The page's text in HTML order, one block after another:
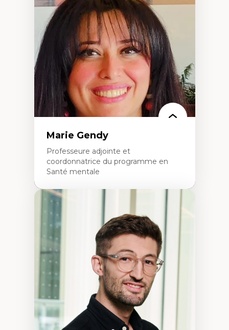
Acceptabilité, acceptation et adoption des
technologies
Technologies d'apprentissage innovantes
Insertion professionnelle du nouveau
personnel enseignant
Construction identitaire en milieu
minoritaire francophone
Technologies éducatives pour la formation
continue
Marie Gendy
Professeure adjointe et
coordonnatrice du programme en
Santé mentale
Expertises
Neuropsychiatrie et neurosciences
Direction d'essais cliniques
Analyse des politiques et pratiques en santé
mentale
Développement de protocoles d'essais
cliniques
Collaboration interfonctionnelle
Leadership en recherche clinique
Développement de cadres politiques
Collaboration avec des entreprises
pharmaceutiques
Rédaction de publications et de rapports
politiques
Enseignement et mentorat